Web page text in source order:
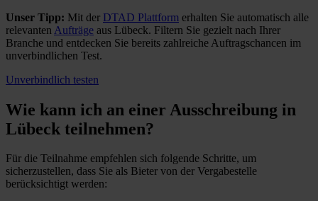
Unser Tipp: Mit der DTAD Plattform erhalten Sie automatisch alle
relevanten Aufträge aus Lübeck. Filtern Sie gezielt nach Ihrer
Branche und entdecken Sie bereits zahlreiche Auftragschancen im
unverbindlichen Test.
Unverbindlich testen
Wie kann ich an einer Ausschreibung in
Lübeck teilnehmen?
Für die Teilnahme empfehlen sich folgende Schritte, um
sicherzustellen, dass Sie als Bieter von der Vergabestelle
berücksichtigt werden: